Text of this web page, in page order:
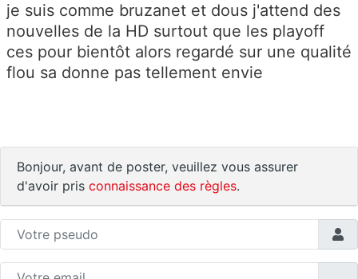
je suis comme bruzanet et dous j'attend des
nouvelles de la HD surtout que les playoff
ces pour bientôt alors regardé sur une qualité
flou sa donne pas tellement envie
Bonjour, avant de poster, veuillez vous assurer
d'avoir pris connaissance des règles.